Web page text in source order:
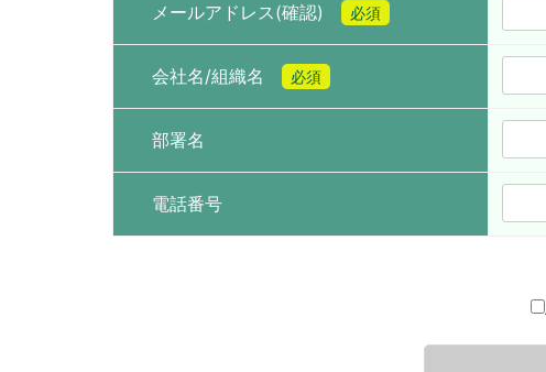
メールアドレス(確認) 必須
会社名/組織名 必須
部署名
電話番号